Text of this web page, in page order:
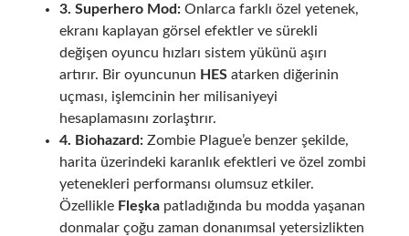
3. Superhero Mod:Onlarca farklı özel yetenek,
ekranı kaplayan görsel efektler ve sürekli
değişen oyuncu hızları sistem yükünü aşırı
artırır. Bir oyuncunun HESatarken diğerinin
uçması, işlemcinin her milisaniyeyi
hesaplamasını zorlaştırır.
4. Biohazard:Zombie Plague’e benzer şekilde,
harita üzerindeki karanlık efektleri ve özel zombi
yetenekleri performansı olumsuz etkiler.
Özellikle Fleşkapatladığında bu modda yaşanan
donmalar çoğu zaman donanımsal yetersizlikten